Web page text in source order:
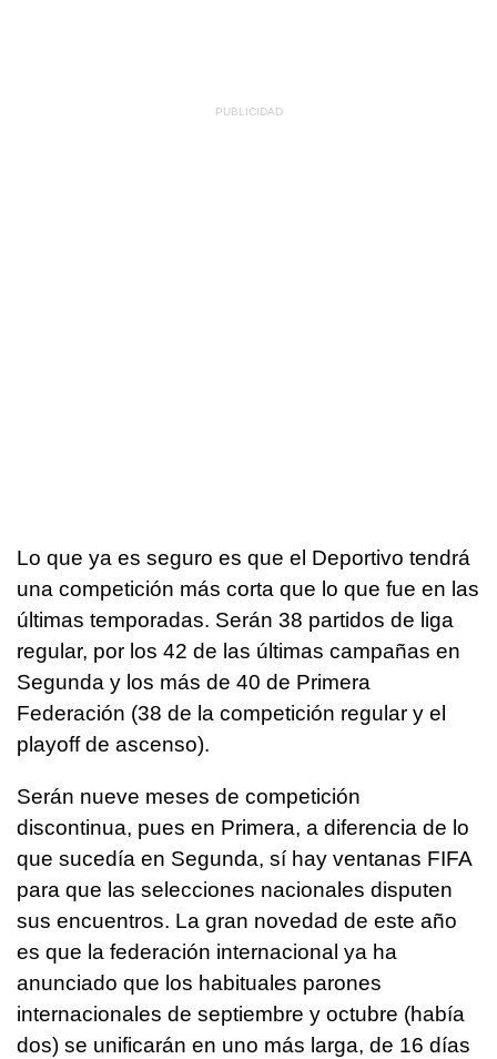
Lo que ya es seguro es que el Deportivo tendrá
una competición más corta que lo que fue en las
últimas temporadas. Serán 38 partidos de liga
regular, por los 42 de las últimas campañas en
Segunda y los más de 40 de Primera
Federación (38 de la competición regular y el
playoff de ascenso).
Serán nueve meses de competición
discontinua, pues en Primera, a diferencia de lo
que sucedía en Segunda, sí hay ventanas FIFA
para que las selecciones nacionales disputen
sus encuentros. La gran novedad de este año
es que la federación internacional ya ha
anunciado que los habituales parones
internacionales de septiembre y octubre (había
dos) se unificarán en uno más larga, de 16 días